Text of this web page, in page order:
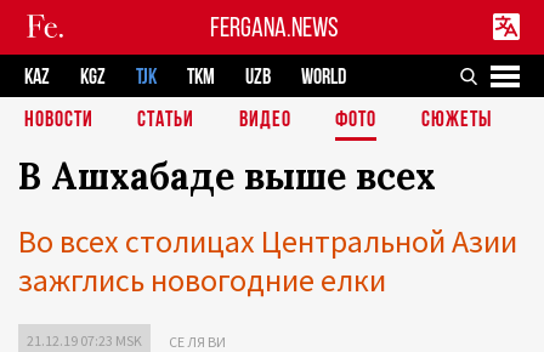
FERGANA.NEWS
KAZ KGZ TJK TKM UZB
WORLD
НОВОСТИ
СТАТЬИ ВИДЕО ФОТО СЮЖЕТЫ
В Ашхабаде выше всех
Во всех столицах Центральной Азии
зажглись новогодние елки
21.12.19 07:23 MSK СЕ ЛЯ ВИ